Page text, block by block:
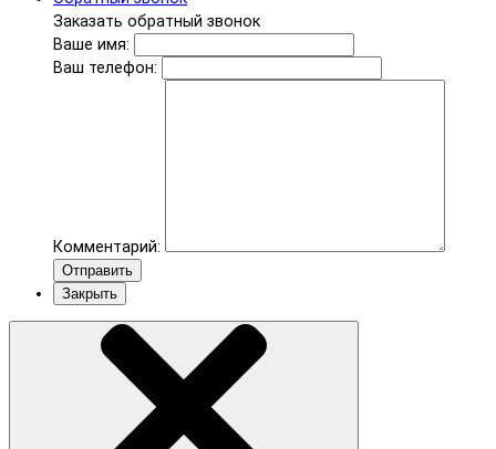
Заказать обратный звонок
Ваше имя:
Ваш телефон:
Комментарий:
Отправить
Закрыть